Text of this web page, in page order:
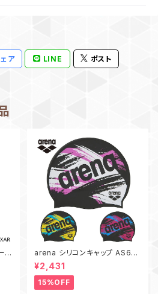
ア LINE ポスト
リ
arena シリコンキャップ AS6FS
C24U スイムキャップ スイミン
グキャップ 水泳 帽子 アリーナ
シリコーンキャップ
¥2,431
15%OFF